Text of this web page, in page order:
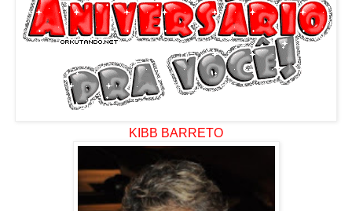
KIBB BARRETO